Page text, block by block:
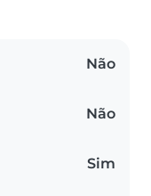
Não
Não
Sim